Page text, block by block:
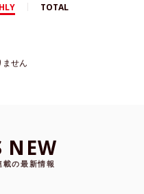
TOTAL
ません
NEW
載の最新情報